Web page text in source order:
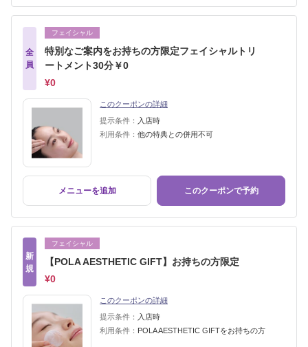
全
員
フェイシャル
特別なご案内をお持ちの方限定フェイシャルトリ
ートメント30分￥0
¥0
このクーポンの詳細
提示条件：
入店時
利用条件： 他の特典との併用不可
メニューを追加 このクーポンで予約
新
規
フェイシャル
【POLA AESTHETIC GIFT】お持ちの方限定
¥0
このクーポンの詳細
提示条件：
入店時
利用条件： POLA AESTHETIC GIFTをお持ちの方